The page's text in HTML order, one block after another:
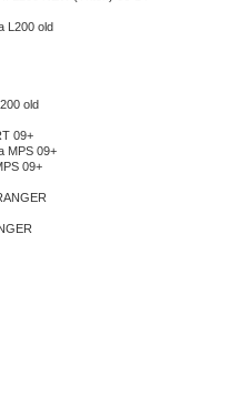
L200 old
old
09+
MPS 09+
09+